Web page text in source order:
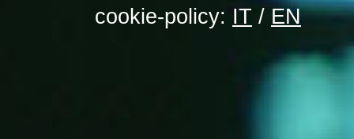
cookie-policy: IT / EN